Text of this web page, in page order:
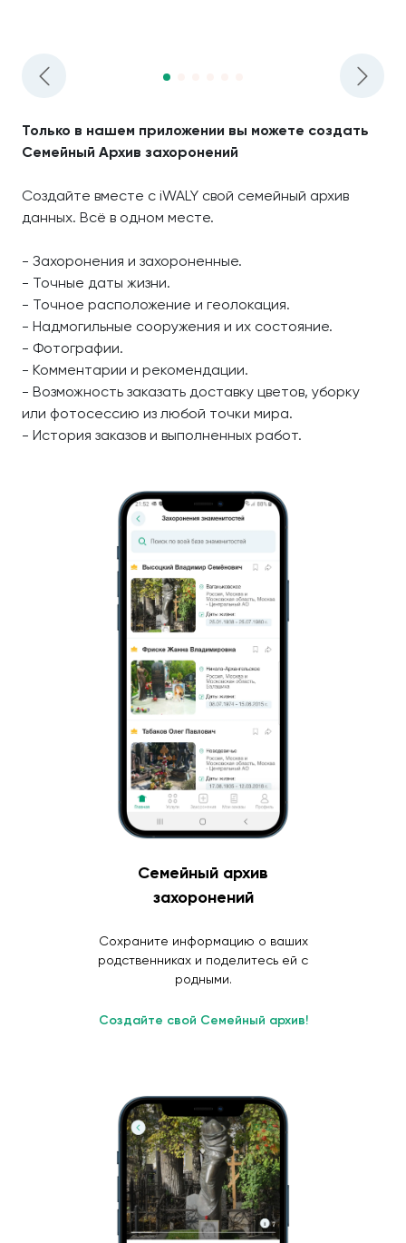
Только в нашем приложении вы можете создать
Семейный Архив захоронений
Создайте вместе с iWALY свой семейный архив
данных. Всё в одном месте.
- Захоронения и захороненные.
- Точные даты жизни.
- Точное расположение и геолокация.
- Надмогильные сооружения и их состояние.
- Фотографии.
- Комментарии и рекомендации.
- Возможность заказать доставку цветов, уборку
или фотосессию из любой точки мира.
- История заказов и выполненных работ.
Семейный архив
захоронений
Сохраните информацию о ваших
родственниках и поделитесь ей с
родными.
Создайте свой Семейный архив!